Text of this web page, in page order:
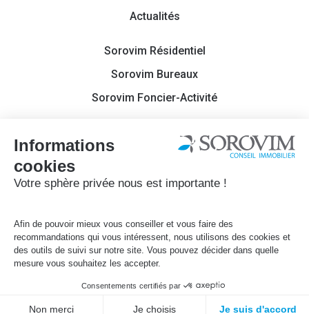
Actualités
Sorovim Résidentiel
Sorovim Bureaux
Sorovim Foncier-Activité
Sorovim 2022 Mentions légales Politique de confidentialité
Site réalisé par
Français